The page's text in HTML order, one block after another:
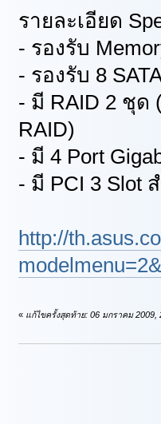
รายละเอียด
- รองรับ
- รองรับ 8
- มี RAID 2 ชุด
RAID)
- มี 4 Port
- มี PCI 3 Slot
http://
« แก้ไขครั้งสุดท้าย: 06 มกราคม 2009,